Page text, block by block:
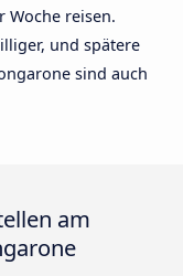
Woche reisen.
und spätere
sind auch
am